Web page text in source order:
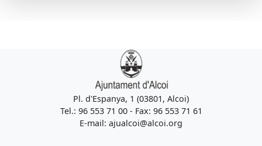
Pl. d'Espanya, 1 (03801, Alcoi)
Tel.: 96 553 71 00 - Fax: 96 553 71 61
E-mail: ajualcoi@alcoi.org